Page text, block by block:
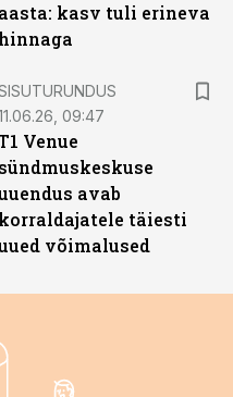
aasta: kasv tuli erineva
hinnaga
09:47
Venue
sündmuskeskuse
avab
korraldajatele täiesti
võimalused